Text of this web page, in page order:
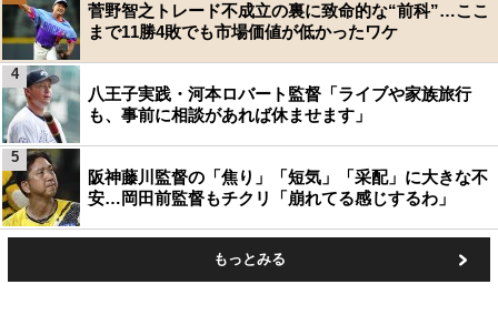
菅野智之トレード不成立の裏に致命的な“前科”…ここ
まで11勝4敗でも市場価値が低かったワケ
八王子実践・河本ロバート監督「ライブや家族旅行
も、事前に相談があれば休ませます」
4
阪神藤川監督の「焦り」「短気」「采配」に大きな不
安…岡田前監督もチクリ「崩れてる感じするわ」
5
もっとみる